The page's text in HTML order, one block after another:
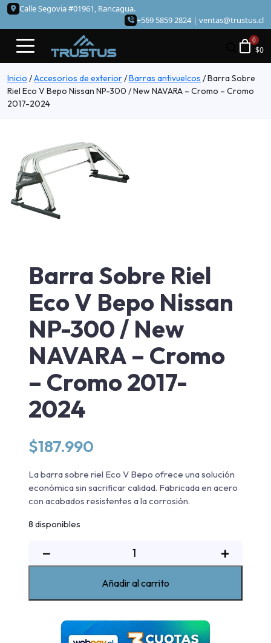
Calle Segovia #01961, Rancagua.
+569 5859 2824 | ventas@trustus.cl
$0
Inicio /Accesorios de exterior/Barras antivuelcos /Barra Sobre
Riel Eco V Bepo Nissan NP-300 / New NAVARA – Cromo – Cromo
2017-2024
Barra Sobre Riel
Eco V Bepo Nissan
NP-300 / New
NAVARA – Cromo
– Cromo 2017-
2024
$187.990
La barra sobre riel Eco V Bepo ofrece una solución
económica sin sacrificar calidad. Fabricada en acero
con acabados resistentes a la corrosión.
8 disponibles
−
Sobre
Bepo
Nissan
+
Añadir al carrito